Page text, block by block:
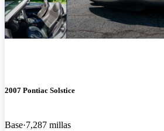
2007 Pontiac Solstice
Base 7,287 millas